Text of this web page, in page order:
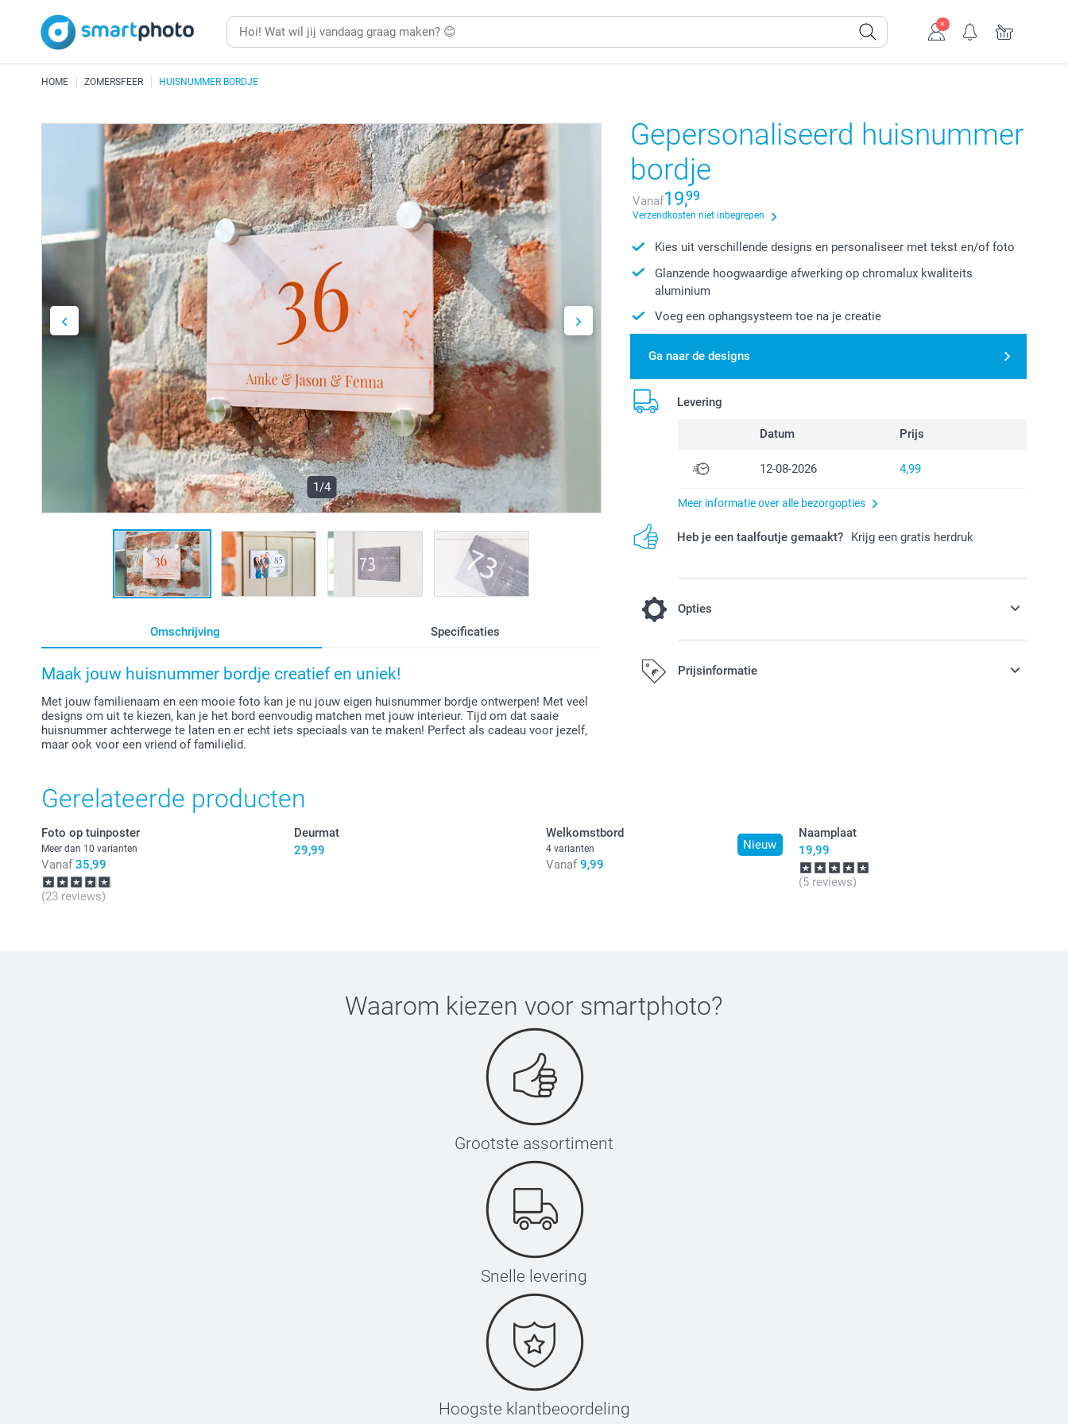
HOME ZOMERSFEER HUISNUMMER BORDJE
1/4
Omschrijving Specificaties
Maak jouw huisnummer bordje creatief en uniek!
Met jouw familienaam en een mooie foto kan je nu jouw eigen huisnummer bordje ontwerpen! Met veel
designs om uit te kiezen, kan je het bord eenvoudig matchen met jouw interieur. Tijd om dat saaie
huisnummer achterwege te laten en er echt iets speciaals van te maken! Perfect als cadeau voor jezelf,
maar ook voor een vriend of familielid.
Gepersonaliseerd huisnummer
bordje
Vanaf19,99
Verzendkosten niet inbegrepen
Kies uit verschillende designs en personaliseer met tekst en/of foto
Glanzende hoogwaardige afwerking op chromalux kwaliteits
aluminium
Voeg een ophangsysteem toe na je creatie
Ga naar de designs
Levering
Datum Prijs
12-08-2026 4,99
Meer informatie over alle bezorgopties
Heb je een taalfoutje gemaakt? Krijg een gratis herdruk
Opties
Montagesysteem
Prijsinformatie
Gerelateerde producten
Foto op tuinposter
Meer dan 10 varianten
Vanaf 35,99
(23 reviews)
Deurmat
29,99
Nieuw
Welkomstbord
4 varianten
Vanaf 9,99
Naamplaat
19,99
(5 reviews)
Waarom kiezen voor smartphoto?
Grootste assortiment
Snelle levering
Hoogste klantbeoordeling